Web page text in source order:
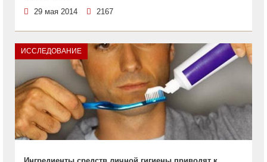
29 мая 2014
2167
ИССЛЕДОВАНИЕ